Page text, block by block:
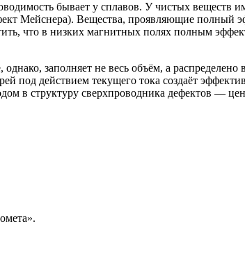
бывает у сплавов. У чистых веществ
Мейснера). Вещества, проявляющие полный
что в низких магнитных полях полным
заполняет не весь объём, а
под действием текущего тока создаёт
в структуру сверхпроводника дефектов —